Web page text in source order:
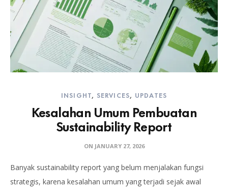
INSIGHT, SERVICES, UPDATES
Kesalahan Umum Pembuatan
Sustainability Report
ON JANUARY 27, 2026
Banyak sustainability report yang belum menjalakan fungsi
strategis, karena kesalahan umum yang terjadi sejak awal